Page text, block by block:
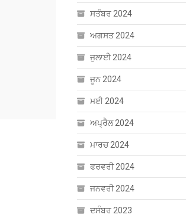
ਸਤੰਬਰ 2024
ਅਗਸਤ 2024
ਜੁਲਾਈ 2024
ਜੂਨ 2024
ਮਈ 2024
ਅਪ੍ਰੈਲ 2024
ਮਾਰਚ 2024
ਫਰਵਰੀ 2024
ਜਨਵਰੀ 2024
ਦਸੰਬਰ 2023